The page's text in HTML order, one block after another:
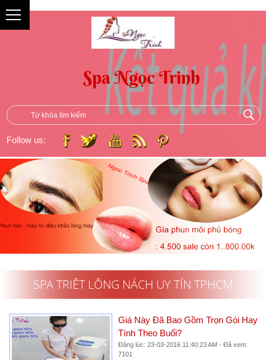
Follow us:
SPA TRIÊT LÔNG NÁCH UY TÍN TPHCM
Giá Này Đã Bao Gồm Trọn Gói Hay
Tính Theo Buổi?
Đăng lúc: 23-03-2016 11:40:23 AM - Đã xem:
7101